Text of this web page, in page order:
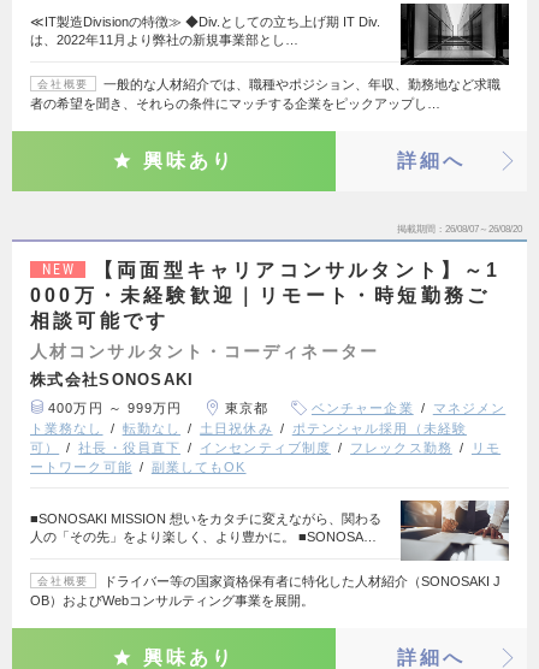
≪IT製造Divisionの特徴≫ ◆Div.としての立ち上げ期 IT Div.
は、2022年11月より弊社の新規事業部とし…
会社概要
一般的な人材紹介では、職種やポジション、年収、勤務地など求職
者の希望を聞き、それらの条件にマッチする企業をピックアップし…
興味あり 詳細へ
掲載期間 26/08/07～26/08/20
NEW
【両面型キャリアコンサルタント】～1
000万・未経験歓迎｜リモート・時短勤務ご
相談可能です
人材コンサルタント・コーディネーター
株式会社SONOSAKI
400万円 ～ 999万円 東京都 ベンチャー企業
マネジメン
ト業務なし
転勤なし 土日祝休み
ポテンシャル採用（未経験
可）
社長・役員直下 インセンティブ制度 フレックス勤務
リモ
ートワーク可能
副業してもOK
■SONOSAKI MISSION 想いをカタチに変えながら、関わる
人の「その先」をより楽しく、より豊かに。 ■SONOSA…
会社概要
ドライバー等の国家資格保有者に特化した人材紹介（SONOSAKI J
OB）およびWebコンサルティング事業を展開。
興味あり 詳細へ